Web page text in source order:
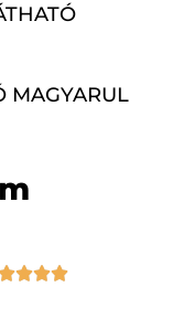
MAGYARUL
